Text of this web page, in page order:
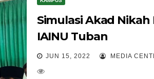
Simulasi Akad Nikah
IAINU Tuban
JUN 15, 2022 MEDIA